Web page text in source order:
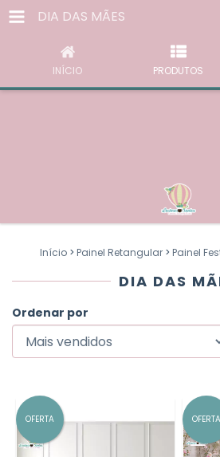
DIA DAS MÃES
INÍCIO PRODUTOS
AO NAVEGAR POR ESTE SITE
ENTENDI
Início > Painel Retangular > Painel
DIA DAS
Ordenar por
OFERTA OFERTA